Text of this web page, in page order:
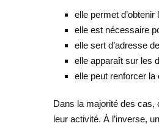
elle permet d’obtenir
elle est nécessaire
elle sert d’adresse
elle apparaît sur les
elle peut renforcer
Dans la majorité des cas,
leur activité. À l’inverse,